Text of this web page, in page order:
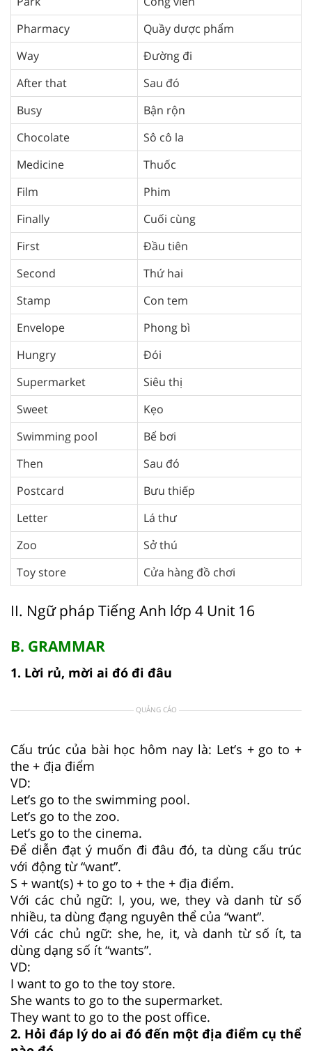
Pharmacy
Quầy dược phẩm
Way
Đường đi
After that
Sau đó
Busy
Bận rộn
Chocolate
Sô cô la
Medicine
Thuốc
Film
Phim
Finally
Cuối cùng
First
Đầu tiên
Second
Thứ hai
Stamp
Con tem
Envelope
Phong bì
Hungry
Đói
Supermarket
Siêu thị
Sweet
Kẹo
Swimming pool
Bể bơi
Then
Sau đó
Postcard
Bưu thiếp
Letter
Lá thư
Zoo
Sở thú
Toy store
Cửa hàng đồ chơi
II. Ngữ pháp Tiếng Anh lớp 4 Unit 16
B. GRAMMAR
1. Lời rủ, mời ai đó đi đâu
QUẢNG CÁO
Cấu trúc của bài học hôm nay là: Let’s + go to +
the + địa điểm
VD:
Let’s go to the swimming pool.
Let’s go to the zoo.
Let’s go to the cinema.
Để diễn đạt ý muốn đi đâu đó, ta dùng cấu trúc
với động từ “want”.
S + want(s) + to go to + the + địa điểm.
Với các chủ ngữ: I, you, we, they và danh từ số
nhiều, ta dùng đạng nguyên thể của “want”.
Với các chủ ngữ: she, he, it, và danh từ số ít, ta
dùng dạng số ít “wants”.
VD:
I want to go to the toy store.
She wants to go to the supermarket.
They want to go to the post office.
2. Hỏi đáp lý do ai đó đến một địa điểm cụ thể